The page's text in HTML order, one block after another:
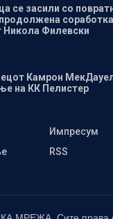
се засили со
Никола Филевски
Камрон
на КК Пелистер
Импресум
RSS